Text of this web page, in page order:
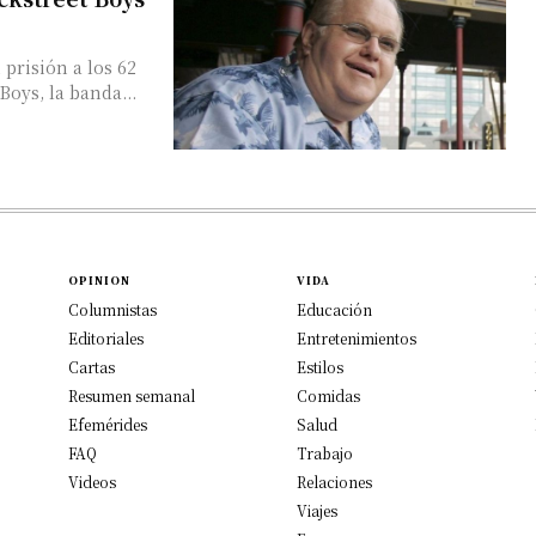
a los 62
la banda...
OPINION
Columnistas
Editoriales
Cartas
Resumen semanal
Efemérides
FAQ
Videos
VIDA
Educación
Entretenimientos
Estilos
Comidas
Salud
Trabajo
Relaciones
Viajes